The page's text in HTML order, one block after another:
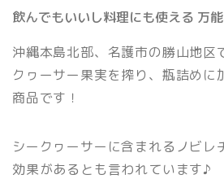
飲んでもいいし料理にも使える 万
沖縄本島北部、名護市の勝山地区
クヮーサー果実を搾り、瓶詰めに
商品です！
シークヮーサーに含まれるノビレ
効果があるとも言われています♪